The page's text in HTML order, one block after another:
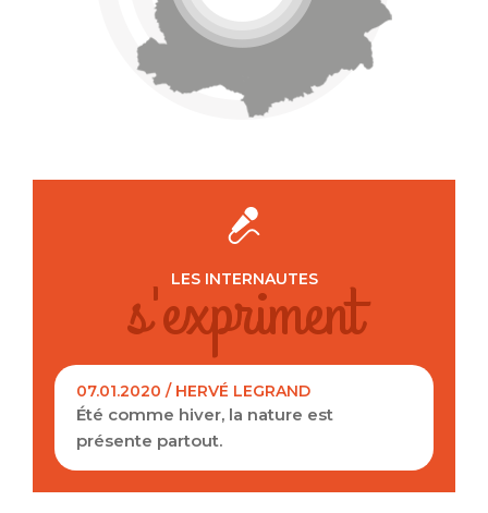
LES INTERNAUTES
s'expriment
07.01.2020 / HERVÉ LEGRAND
Été comme hiver, la nature est
présente partout.
Je souhaite également recevoir la lettre
d'information de l'office du tourisme.